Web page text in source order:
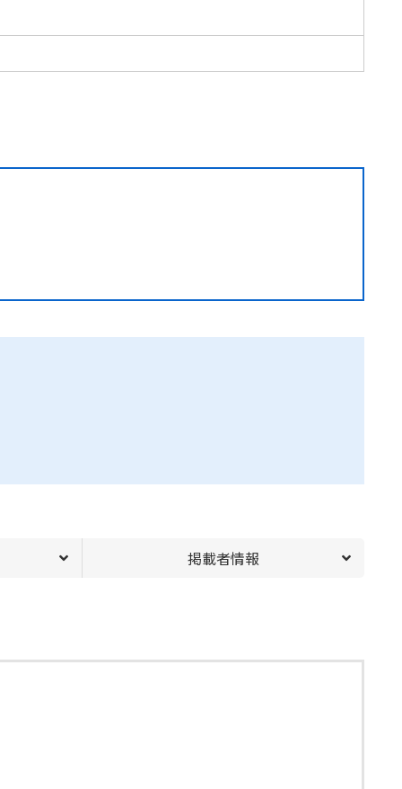
掲載者情報